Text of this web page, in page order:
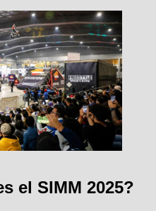
el SIMM 2025?